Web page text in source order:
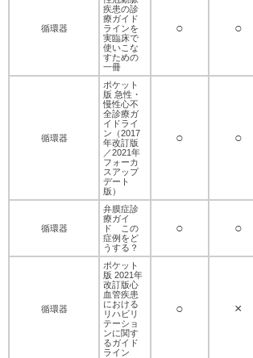
循環器
疾患の診
療ガイド
ラインを
実臨床で
使いこな
すための
一冊
○ ○
循環器
ポケット
版 急性・
慢性心不
全診療ガ
イドライ
ン（2017
年改訂版
／2021年
フォーカ
スアップ
デート
版）
○ ○
循環器
弁膜症診
療ガイ
ド この
症例をど
うする？
○ ○
循環器
ポケット
版 2021年
改訂版心
血管疾患
における
リハビリ
テーショ
ンに関す
るガイド
ライン
○ ×